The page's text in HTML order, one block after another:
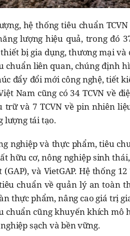
hệ thống tiêu chuẩn
lượng hiệu quả, trong đó
bị gia dụng, thương mại và
chuẩn liên quan, chúng định
đẩy đổi mới công nghệ, tiết
Nam cũng có 34 TCVN về
trữ và 7 TCVN về pin nhiên
lượng tái tạo.
nghiệp và thực phẩm, tiêu
hữu cơ, nông nghiệp sinh
và VietGAP. Hệ thống
chuẩn về quản lý an toàn
thực phẩm, nâng cao giá trị
chuẩn cũng khuyến khích
sạch và bền vững.